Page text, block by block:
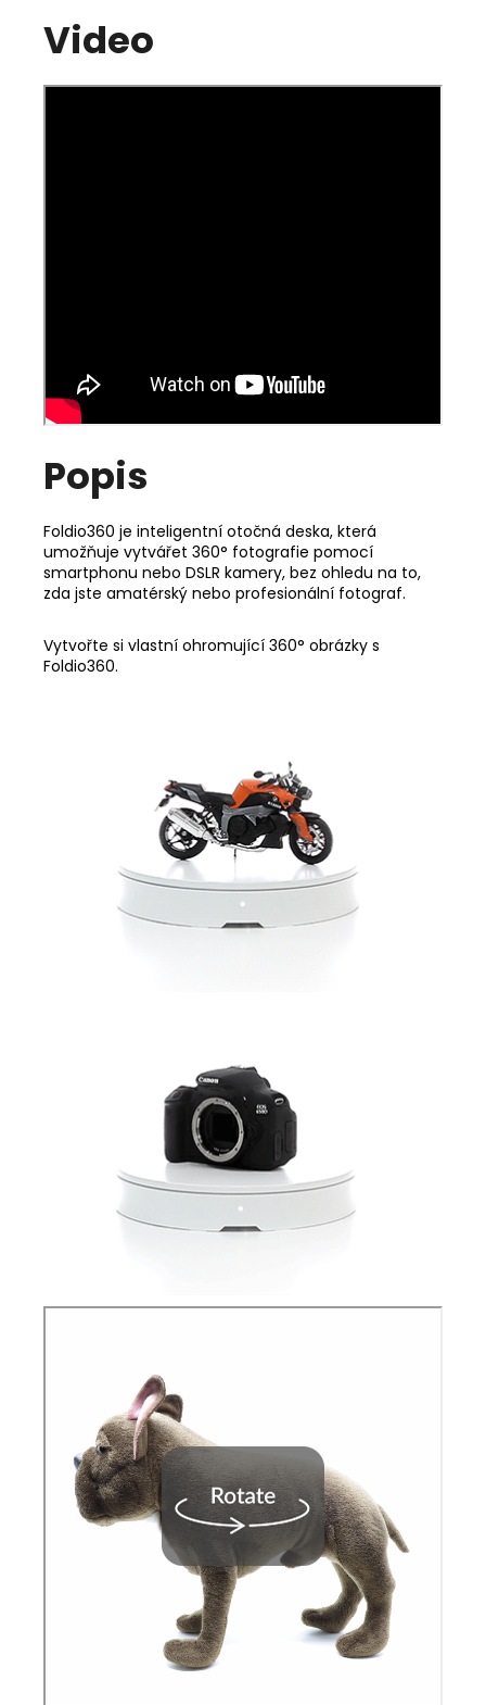
Video
Popis
Foldio360 je inteligentní otočná deska, která
umožňuje vytvářet 360° fotografie pomocí
smartphonu nebo DSLR kamery, bez ohledu na to,
zda jste amatérský nebo profesionální fotograf.
Vytvořte si vlastní ohromující 360° obrázky s
Foldio360.